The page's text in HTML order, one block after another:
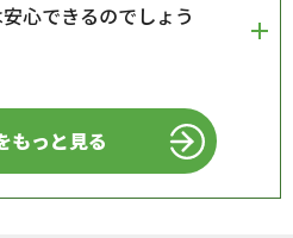
心できるのでしょう
もっと見る